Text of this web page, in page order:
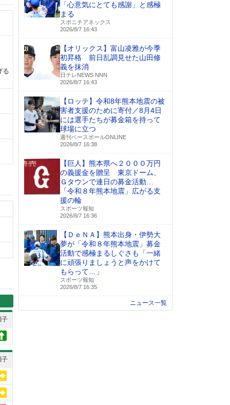
る
子
子
「心意気にとても感謝」と感極
まる
スポニチアネックス
2026/8/7 16:43
【オリックス】富山凌雅が今季
初昇格 前日乱調見せた山田修
義を抹消
日テレNEWS NNN
2026/8/7 16:43
【ロッテ】令和8年熊本地震の被
害者支援のために寄付／8月4日
には選手たちが募金箱を持って
球場に立つ
週刊ベースボールONLINE
2026/8/7 16:38
【巨人】熊本県へ２０００万円
の義援金を贈呈 東京ドーム、
Ｇタウンで連日の募金活動…
「令和８年熊本地震」広がる支
援の輪
スポーツ報知
2026/8/7 16:36
【ＤｅＮＡ】熊本出身・伊勢大
夢が「令和８年熊本地震」募金
活動で感極まるしぐさも「一緒
に頑張りましょうと声をかけて
もらって…」
スポーツ報知
2026/8/7 16:35
ニュース一覧